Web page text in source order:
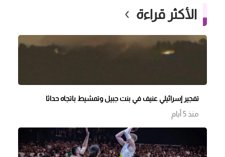
الأكثر قراءة
تفجير إسرائيلي عنيف في بنت جبيل وتمشيط باتجاه حداثا
منذ 5 أيام